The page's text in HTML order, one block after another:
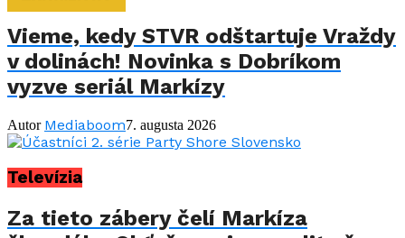
Vieme, kedy STVR odštartuje Vraždy
v dolinách! Novinka s Dobríkom
vyzve seriál Markízy
Autor Mediaboom7. augusta 2026
Televízia
Za tieto zábery čelí Markíza